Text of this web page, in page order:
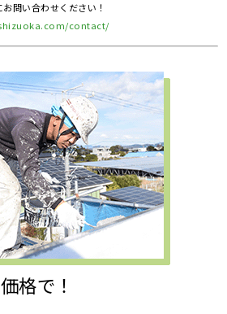
問い合わせください！
contact/
格で！